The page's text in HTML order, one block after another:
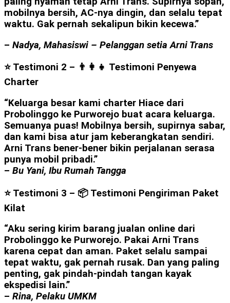
mobilnya bersih, AC-nya dingin, dan selalu tepat
waktu. Gak pernah sekalipun bikin kecewa.”
– Nadya, Mahasiswi – Pelanggan setia Arni Trans
⭐ Testimoni 2 – 👨‍👩‍👧 Testimoni Penyewa
Charter
“Keluarga besar kami charter Hiace dari
Probolinggo ke Purworejo buat acara keluarga.
Semuanya puas! Mobilnya bersih, supirnya sabar,
dan kami bisa atur jam keberangkatan sendiri.
Arni Trans bener-bener bikin perjalanan serasa
punya mobil pribadi.”
– Bu Yani, Ibu Rumah Tangga
⭐ Testimoni 3 – 📦 Testimoni Pengiriman Paket
Kilat
“Aku sering kirim barang jualan online dari
Probolinggo ke Purworejo. Pakai Arni Trans
karena cepat dan aman. Paket selalu sampai
tepat waktu, gak pernah rusak. Dan yang paling
penting, gak pindah-pindah tangan kayak
ekspedisi lain.”
– Rina, Pelaku UMKM